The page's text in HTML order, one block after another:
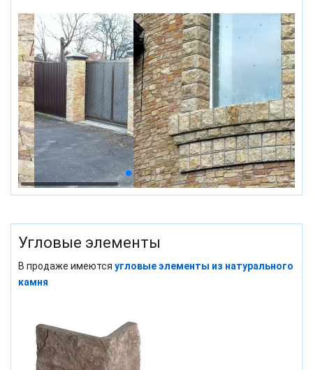
Угловые элементы
В продаже имеются угловые элементы из натурального
камня